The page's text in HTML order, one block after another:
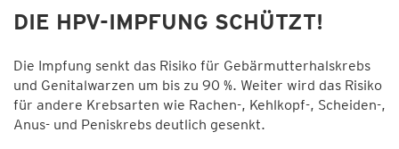
DIE HPV-IMPFUNG SCHÜTZT!
Die Impfung senkt das Risiko für Gebärmutterhalskrebs
und Genitalwarzen um bis zu 90 %. Weiter wird das Risiko
für andere Krebsarten wie Rachen-, Kehlkopf-, Scheiden-,
Anus- und Peniskrebs deutlich gesenkt.